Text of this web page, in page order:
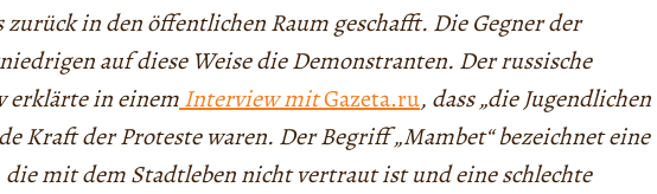
zurück in den öffentlichen Raum geschafft. Die Gegner der
auf diese Weise die Demonstranten. Der russische
erklärte in einemInterview mitGazeta.ru, dass „die Jugendlichen
Kraft der Proteste waren. Der Begriff „Mambet“ bezeichnet eine
mit dem Stadtleben nicht vertraut ist und eine schlechte